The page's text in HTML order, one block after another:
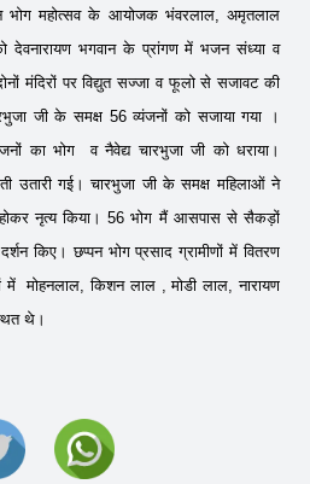
भोग महोत्सव के आयोजक भंवरलाल, अमृतलाल
देवनारायण भगवान के प्रांगण में भजन संध्या व
मंदिरों पर विद्युत सज्जा व फूलो से सजावट की
जी के समक्ष 56 व्यंजनों को सजाया गया ।
का भोग व नैवेद्य चारभुजा जी को धराया।
उतारी गई। चारभुजा जी के समक्ष महिलाओं ने
होकर नृत्य किया। 56 भोग मैं आसपास से सैकड़ों
किए। छप्पन भोग प्रसाद ग्रामीणों में वितरण
में मोहनलाल, किशन लाल , मोडी लाल, नारायण
थे।